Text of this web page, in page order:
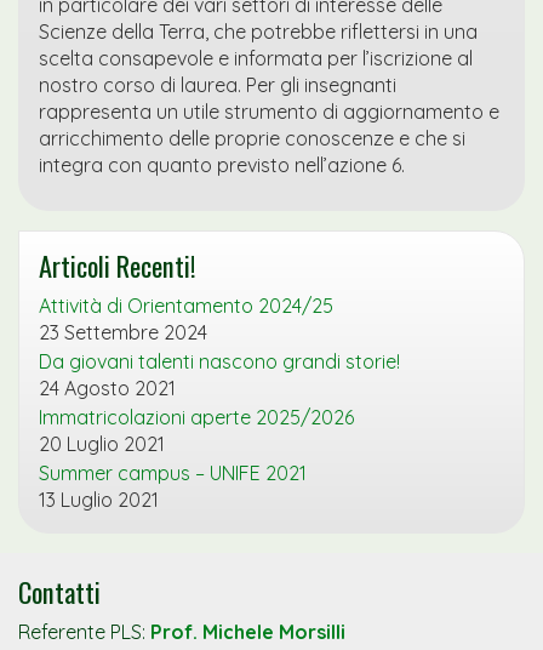
in particolare dei vari settori di interesse delle
Scienze della Terra, che potrebbe riflettersi in una
scelta consapevole e informata per l’iscrizione al
nostro corso di laurea. Per gli insegnanti
rappresenta un utile strumento di aggiornamento e
arricchimento delle proprie conoscenze e che si
integra con quanto previsto nell’azione 6.
Articoli Recenti!
Attività di Orientamento 2024/25
23 Settembre 2024
Da giovani talenti nascono grandi storie!
24 Agosto 2021
Immatricolazioni aperte 2025/2026
20 Luglio 2021
Summer campus – UNIFE 2021
13 Luglio 2021
Contatti
Referente PLS: Prof. Michele Morsilli